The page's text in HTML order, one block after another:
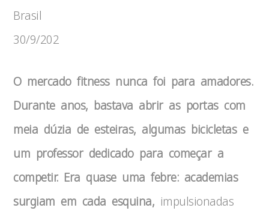
Brasil
30/9/202
O mercado fitness nunca foi para amadores.
Durante anos, bastava abrir as portas com
meia dúzia de esteiras, algumas bicicletas e
um professor dedicado para começar a
competir. Era quase uma febre: academias
surgiam em cada esquina, impulsionadas